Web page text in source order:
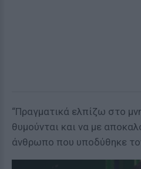
“Πραγματικά ελπίζω στο
θυμούνται και να με
άνθρωπο που υποδύθηκε